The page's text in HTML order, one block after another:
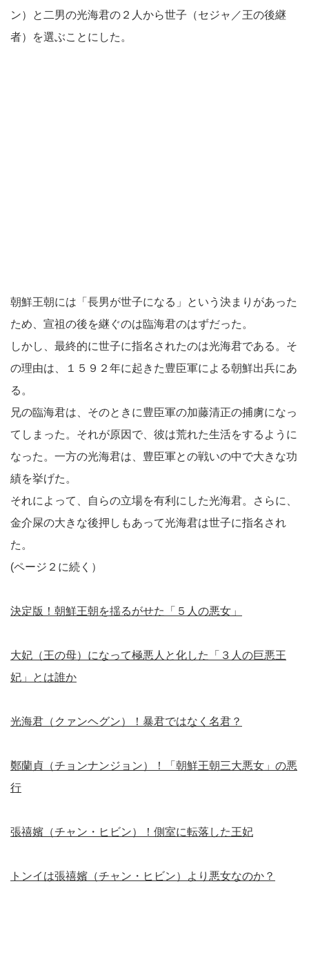
ン）と二男の光海君の２人から世子（セジャ／王の後継
者）を選ぶことにした。
朝鮮王朝には「長男が世子になる」という決まりがあった
ため、宣祖の後を継ぐのは臨海君のはずだった。
しかし、最終的に世子に指名されたのは光海君である。そ
の理由は、１５９２年に起きた豊臣軍による朝鮮出兵にあ
る。
兄の臨海君は、そのときに豊臣軍の加藤清正の捕虜になっ
てしまった。それが原因で、彼は荒れた生活をするように
なった。一方の光海君は、豊臣軍との戦いの中で大きな功
績を挙げた。
それによって、自らの立場を有利にした光海君。さらに、
金介屎の大きな後押しもあって光海君は世子に指名され
た。
(ページ２に続く）
決定版！朝鮮王朝を揺るがせた「５人の悪女」
大妃（王の母）になって極悪人と化した「３人の巨悪王
妃」とは誰か
光海君（クァンヘグン）！暴君ではなく名君？
鄭蘭貞（チョンナンジョン）！「朝鮮王朝三大悪女」の悪
行
張禧嬪（チャン・ヒビン）！側室に転落した王妃
トンイは張禧嬪（チャン・ヒビン）より悪女なのか？